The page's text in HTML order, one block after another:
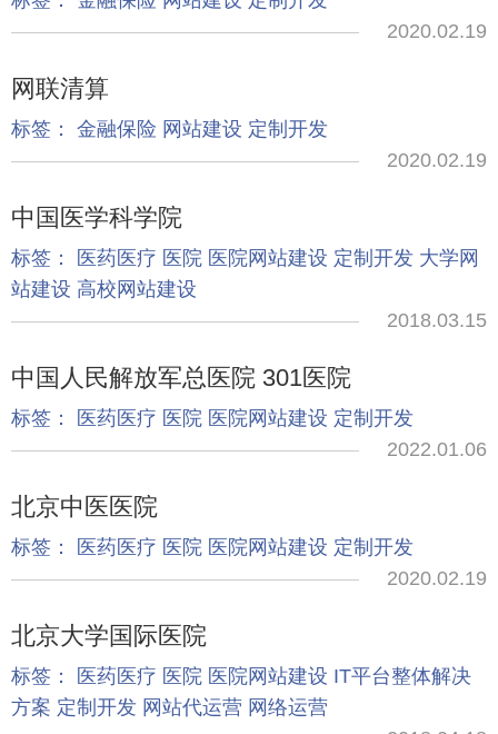
2020.02.19
网联清算
标签： 金融保险 网站建设 定制开发
2020.02.19
中国医学科学院
标签： 医药医疗 医院 医院网站建设 定制开发 大学网
站建设 高校网站建设
2018.03.15
中国人民解放军总医院 301医院
标签： 医药医疗 医院 医院网站建设 定制开发
2022.01.06
北京中医医院
标签： 医药医疗 医院 医院网站建设 定制开发
2020.02.19
北京大学国际医院
标签： 医药医疗 医院 医院网站建设 IT平台整体解决
方案 定制开发 网站代运营 网络运营